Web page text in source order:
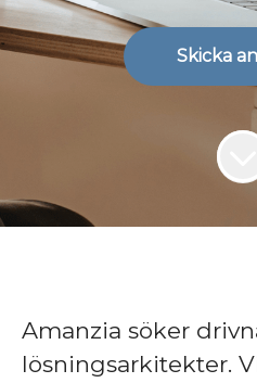
Skicka
Amanzia söker
lösningsarkitekter.